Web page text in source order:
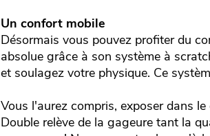
Un confort mobile
Désormais vous pouvez profiter du
absolue grâce à son système à
et soulagez votre physique. Ce
Vous l'aurez compris, exposer dans
Double relève de la gageure tant la